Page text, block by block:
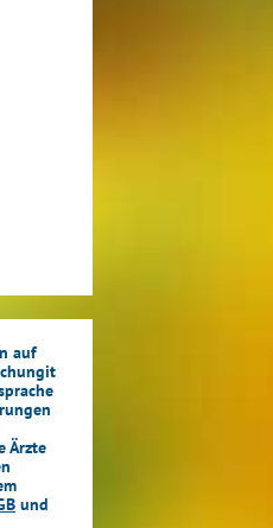
auf
Ärzte
und